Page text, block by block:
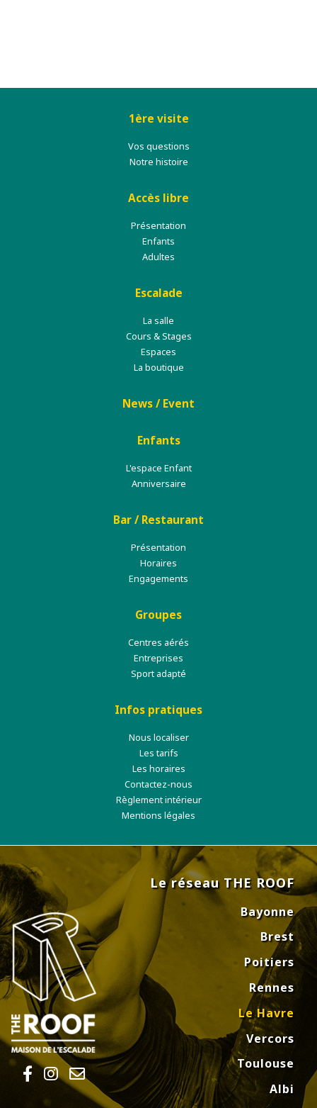
1ère visite
Vos questions
Notre histoire
Accès libre
Présentation
Enfants
Adultes
Escalade
La salle
Cours & Stages
Espaces
La boutique
News / Event
Enfants
L'espace Enfant
Anniversaire
Bar / Restaurant
Présentation
Horaires
Engagements
Groupes
Centres aérés
Entreprises
Sport adapté
Infos pratiques
Nous localiser
Les tarifs
Les horaires
Contactez-nous
Règlement intérieur
Mentions légales
Le réseau THE ROOF
Bayonne
Brest
Poitiers
Rennes
Le Havre
Vercors
Toulouse
Albi